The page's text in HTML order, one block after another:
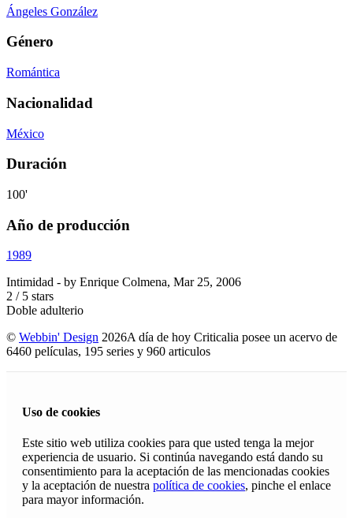
Ángeles González
Género
Romántica
Nacionalidad
México
Duración
100'
Año de producción
1989
Intimidad - by Enrique Colmena, Mar 25, 2006
2 / 5 stars
Doble adulterio
© Webbin' Design 2026A día de hoy Criticalia posee un acervo de
6460 películas, 195 series y 960 articulos
Uso de cookies
Este sitio web utiliza cookies para que usted tenga la mejor
experiencia de usuario. Si continúa navegando está dando su
consentimiento para la aceptación de las mencionadas cookies
y la aceptación de nuestra política de cookies, pinche el enlace
para mayor información.